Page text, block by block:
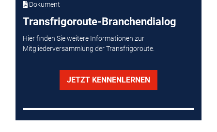
Dokument
Transfrigoroute-Branchendialog
Hier finden Sie weitere Informationen zur
Mitgliederversammlung der Transfrigoroute.
JETZT KENNENLERNEN